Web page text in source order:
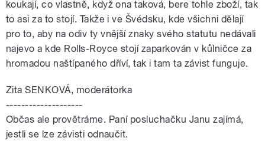
koukají, co vlastně, když ona taková, bere tohle zboží, tak
to asi za to stojí. Takže i ve Švédsku, kde všichni dělají
pro to, aby na odiv ty vnější znaky svého statutu nedávali
najevo a kde Rolls-Royce stojí zaparkován v kůlničce za
hromadou naštípaného dříví, tak i tam ta závist funguje.
Zita SENKOVÁ, moderátorka
--------------------
Občas ale provětráme. Paní posluchačku Janu zajímá,
jestli se lze závisti odnaučit.